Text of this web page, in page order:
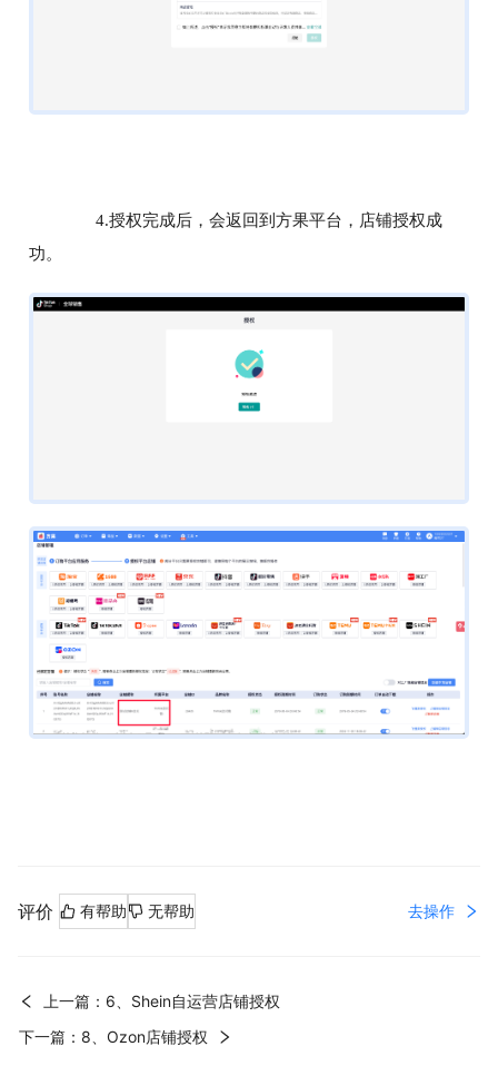
4.授权完成后，会返回到方果平台，店铺授权成
功。
评价 有帮助 无帮助 去操作
上一篇：6、Shein自运营店铺授权
下一篇：8、Ozon店铺授权